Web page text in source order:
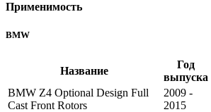
Применимость
BMW
Название
Год
выпуска
BMW Z4 Optional Design Full
Cast Front Rotors
2009 -
2015